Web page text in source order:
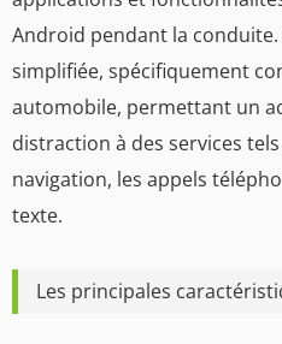
Android pendant la
simplifiée, spécifiquement
automobile, permettant un
distraction à des services
navigation, les appels
texte.
Les principales